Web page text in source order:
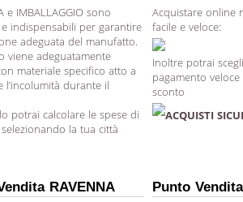
e IMBALLAGGIO sono
e indispensabili per garantire
adeguata del manufatto.
viene adeguatamente
materiale specifico atto a
l’incolumità durante il
potrai calcolare le spese di
la tua città
Acquistare online
facile e veloce:
Inoltre potrai
pagamento
sconto
ACQUISTI
RAVENNA Punto